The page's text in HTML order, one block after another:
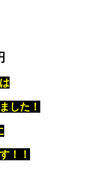
した！
！！